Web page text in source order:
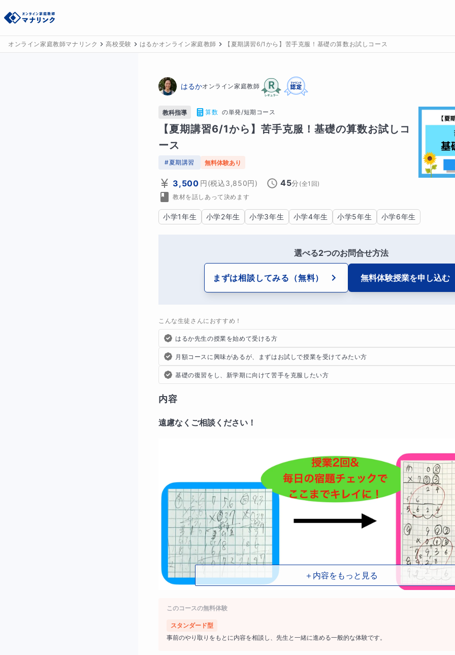
オンライン家庭教師マナリンク 高校受験 はるかオンライン家庭教師 【夏期講習6/1から】苦手克服！基礎の算数お試しコース
はるかオンライン家庭教師
教科指導 算数 の単発/短期コース
【夏期講習6/1から】苦手克服！基礎の算数お試しコ
ース
#夏期講習 無料体験あり
3,500 円(税込3,850円) 45分 (全1 回)
教材を話しあって決めます
小学1年生 小学2年生 小学3年生 小学4年生 小学5年生 小学6年生
選べる2つのお問合せ方法
まずは相談してみる （無料） 無料体験授業を申し込む
こんな生徒さんにおすすめ！
はるか先生の授業を始めて受ける方
月額コースに興味があるが、まずはお試しで授業を受けてみたい方
基礎の復習をし、新学期に向けて苦手を克服したい方
内容
遠慮なくご相談ください！
・苦手な分野をなんとかしたい
＋内容をもっと見る
このコースの無料体験
スタンダード型
事前のやり取りをもとに内容を相談し、先生と一緒に進める一般的な体験です。